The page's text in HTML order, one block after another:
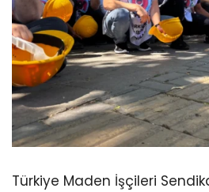
Türkiye Maden İşçileri